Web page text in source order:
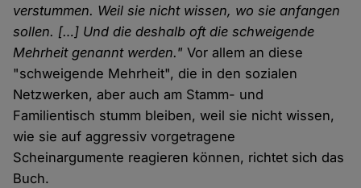
verstummen. Weil sie nicht wissen, wo sie anfangen
sollen. […] Und die deshalb oft die schweigende
Mehrheit genannt werden." Vor allem an diese
"schweigende Mehrheit", die in den sozialen
Netzwerken, aber auch am Stamm- und
Familientisch stumm bleiben, weil sie nicht wissen,
wie sie auf aggressiv vorgetragene
Scheinargumente reagieren können, richtet sich das
Buch.